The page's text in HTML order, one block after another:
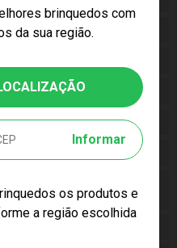
brinquedos com
da sua região.
Informar
os produtos e
a região escolhida